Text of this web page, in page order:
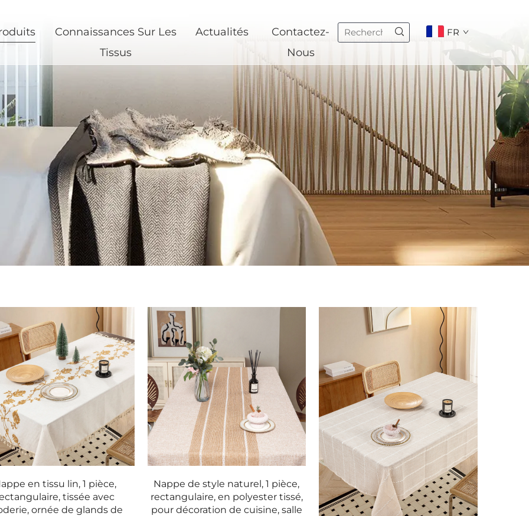
Connaissances Sur Les
Tissus
Actualités
Contactez-
Nous
FR
en tissu lin, 1 pièce,
tissée avec
ornée de glands de
Nappe de style naturel, 1 pièce,
rectangulaire, en polyester tissé,
pour décoration de cuisine, salle